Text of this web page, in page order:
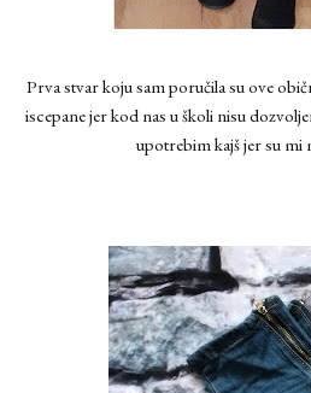
Prva stvar koju sam poručila su ove
iscepane jer kod nas u školi nisu
upotrebim kajš jer su mi